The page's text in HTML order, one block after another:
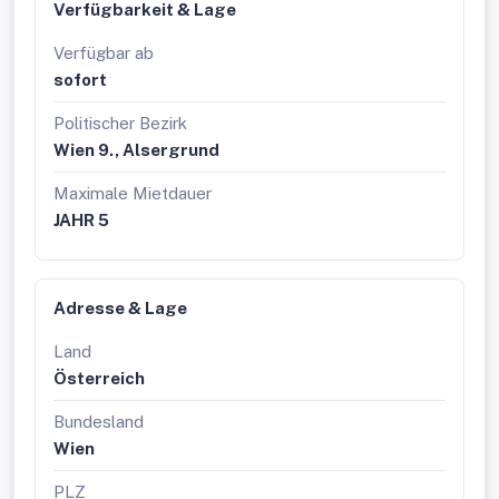
soll.
Irrtum und Änderungen vorbehalten.
Verfügbarkeit & Lage
Verfügbar ab
sofort
Politischer Bezirk
Wien 9., Alsergrund
Maximale Mietdauer
JAHR 5
Adresse & Lage
Land
Österreich
Bundesland
Wien
PLZ